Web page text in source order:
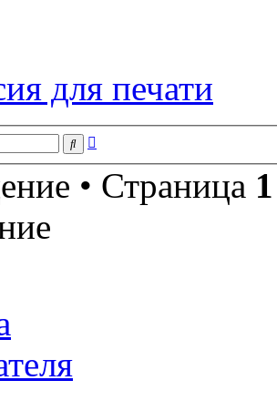
для печати
Поиск
• Страница 1